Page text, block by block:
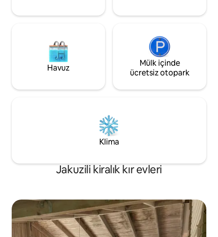
Havuz
Mülk içinde
ücretsiz otopark
Klima
Jakuzili kiralık kır evleri